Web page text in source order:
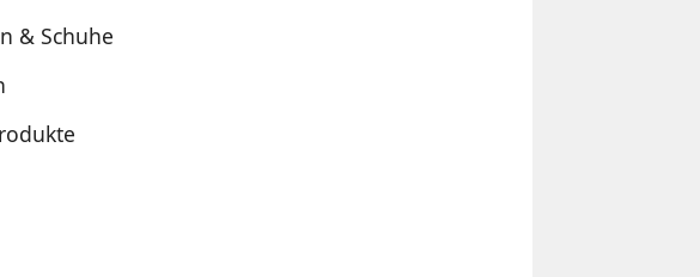
& Schuhe